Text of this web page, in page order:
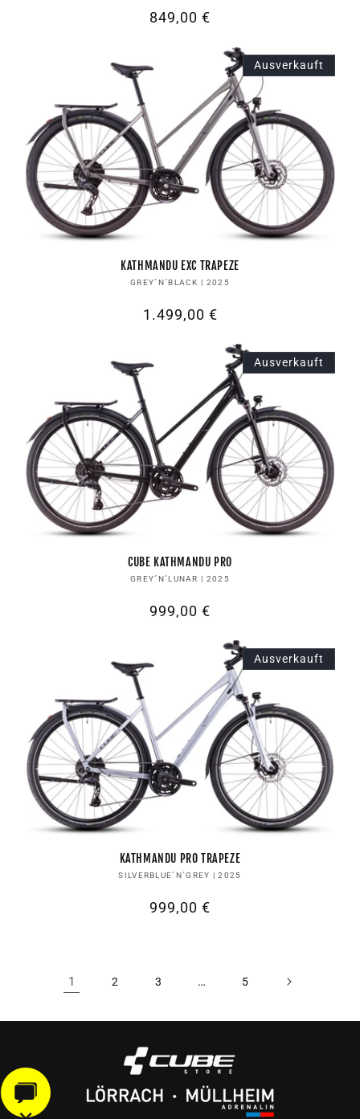
Normaler
849,00 €
Ausverkauft
KATHMANDU EXC TRAPEZE
Anbieter:
GREY´N´BLACK | 2025
Normaler
1.499,00 €
Ausverkauft
CUBE KATHMANDU PRO
Anbieter:
GREY´N´LUNAR | 2025
Normaler
999,00 €
Ausverkauft
KATHMANDU PRO TRAPEZE
Anbieter:
SILVERBLUE´N´GREY | 2025
Normaler
999,00 €
1 2 3 … 5